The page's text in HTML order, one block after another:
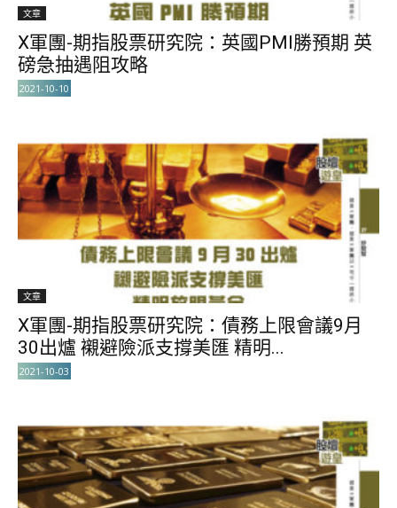
文章
X軍團-期指股票研究院：英國PMI勝預期 英
磅急抽遇阻攻略
2021-10-10
文章
X軍團-期指股票研究院：債務上限會議9月
30出爐 襯避險派支撐美匯 精明...
2021-10-03